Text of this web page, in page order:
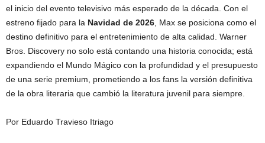
el inicio del evento televisivo más esperado de la década. Con el
estreno fijado para la Navidad de 2026, Max se posiciona como el
destino definitivo para el entretenimiento de alta calidad. Warner
Bros. Discovery no solo está contando una historia conocida; está
expandiendo el Mundo Mágico con la profundidad y el presupuesto
de una serie premium, prometiendo a los fans la versión definitiva
de la obra literaria que cambió la literatura juvenil para siempre.
Por Eduardo Travieso Itriago